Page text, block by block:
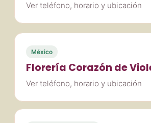
Ver teléfono, horario y ubicación
México
Florería Corazón de
Ver teléfono, horario y ubicación